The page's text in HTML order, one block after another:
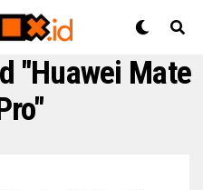
"Huawei Mate